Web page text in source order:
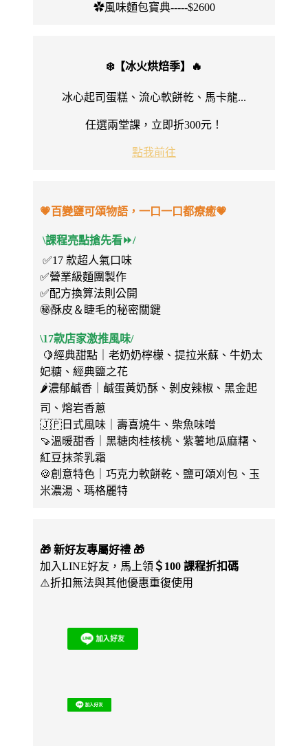
✿風味麵包寶典-----$2600
❄️【冰火烘焙季】🔥
冰心起司蛋糕、流心軟餅乾、馬卡龍...
任選兩堂課，立即折300元！
點我前往
💗百變鹽可頌物語，一口一口都療癒💗
\課程亮點搶先看⏩/
✅17 款超人氣口味
✅營業級麵團製作
✅配方換算法則公開
㊙️酥皮＆睫毛的秘密關鍵
\17款店家激推風味/
🍋經典甜點｜老奶奶檸檬、提拉米蘇、牛奶太
妃糖、經典鹽之花
🌶️濃郁鹹香｜鹹蛋黃奶酥、剝皮辣椒、黑金起
司、熔岩香蔥
🇯🇵日式風味｜壽喜燒牛、柴魚味噌
🍠溫暖甜香｜黑糖肉桂核桃、紫薯地瓜麻糬、
紅豆抹茶乳霜
🍪創意特色｜巧克力軟餅乾、鹽可頌刈包、玉
米濃湯、瑪格麗特
🎁 新好友專屬好禮 🎁
加入LINE好友，馬上領 ＄100 課程折扣碼
⚠️折扣無法與其他優惠重復使用